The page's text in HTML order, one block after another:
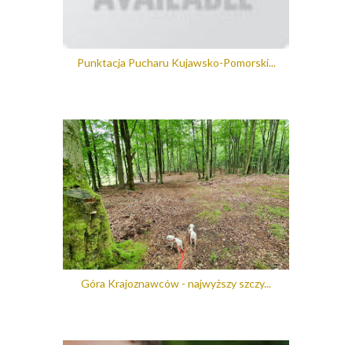
Punktacja Pucharu Kujawsko-Pomorski...
Góra Krajoznawców - najwyższy szczy...